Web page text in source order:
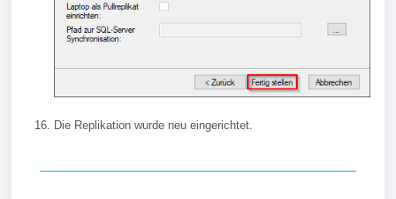
Die Replikation wurde neu eingerichtet.